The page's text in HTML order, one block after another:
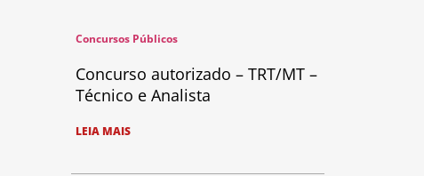
Concursos Públicos
Concurso autorizado – TRT/MT –
Técnico e Analista
LEIA MAIS